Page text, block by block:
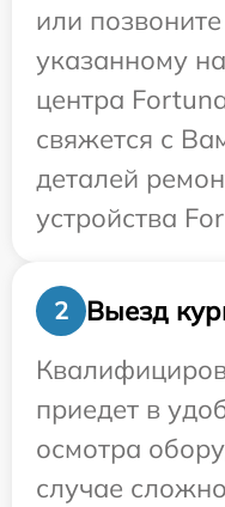
или
указанному
центра
свяжется с
деталей
устройства
2
Выезд
приедет в
осмотра
случае